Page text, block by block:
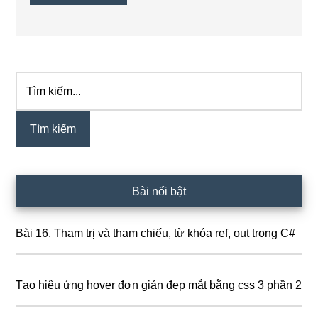
Sidebar
chính
kiếm...
Bài nổi bật
Bài 16. Tham trị và tham chiếu, từ khóa ref, out trong C#
Tạo hiệu ứng hover đơn giản đẹp mắt bằng css 3 phần 2